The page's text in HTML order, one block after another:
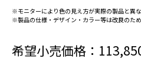
※モニターにより色の見え方が実際の製品と異な
※製品の仕様・デザイン・カラー等は改良のた
希望小売価格：